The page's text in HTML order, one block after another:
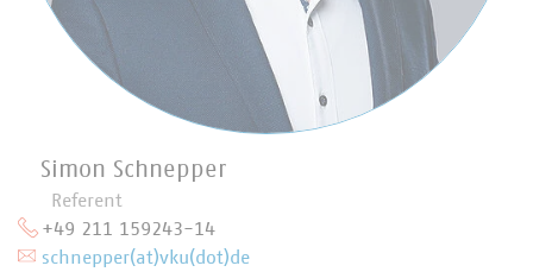
Simon Schnepper
Referent
+49 211 159243-14
schnepper(at)vku(dot)de